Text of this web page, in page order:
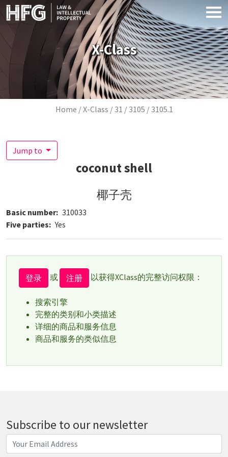
Skip to main content
X-Class
Breadcrumb
Home X-Class 31 3105 3105.1
Jump to
coconut shell
椰子壳
Basic number 310033
Five parties
Yes
登录 或 注册 以获得XClass的完整访问权限：
搜索引擎
完整的类别和小类描述
详细的商品和服务信息
商品和服务的类似信息
Subscribe to our newsletter